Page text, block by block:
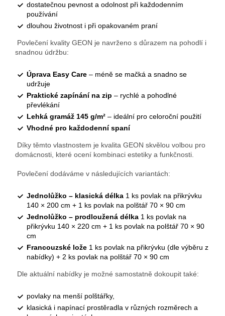
dostatečnou pevnost a odolnost při každodenním
používání
dlouhou životnost i při opakovaném praní
Povlečení kvality GEON je navrženo s důrazem na pohodlí i
snadnou údržbu:
Úprava Easy Care – méně se mačká a snadno se
udržuje
Praktické zapínání na zip – rychlé a pohodlné
převlékání
Lehká gramáž 145 g/m² – ideální pro celoroční použití
Vhodné pro každodenní spaní
Díky těmto vlastnostem je kvalita GEON skvělou volbou pro
domácnosti, které ocení kombinaci estetiky a funkčnosti.
Povlečení dodáváme v následujících variantách:
Jednolůžko – klasická délka 1 ks povlak na přikrývku
140 × 200 cm + 1 ks povlak na polštář 70 × 90 cm
Jednolůžko – prodloužená délka 1 ks povlak na
přikrývku 140 × 220 cm + 1 ks povlak na polštář 70 × 90
cm
Francouzské lože 1 ks povlak na přikrývku (dle výběru z
nabídky) + 2 ks povlak na polštář 70 × 90 cm
Dle aktuální nabídky je možné samostatně dokoupit také:
povlaky na menší polštářky,
klasická i napínací prostěradla v různých rozměrech a